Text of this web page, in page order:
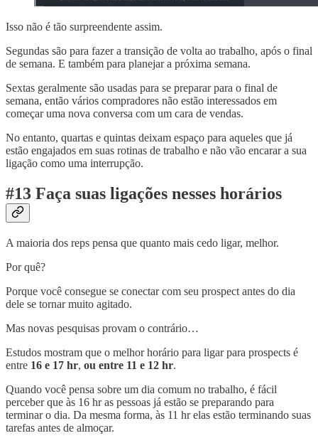
Isso não é tão surpreendente assim.
Segundas são para fazer a transição de volta ao trabalho, após o final
de semana. E também para planejar a próxima semana.
Sextas geralmente são usadas para se preparar para o final de
semana, então vários compradores não estão interessados em
começar uma nova conversa com um cara de vendas.
No entanto, quartas e quintas deixam espaço para aqueles que já
estão engajados em suas rotinas de trabalho e não vão encarar a sua
ligação como uma interrupção.
#13 Faça suas ligações nesses horários
A maioria dos reps pensa que quanto mais cedo ligar, melhor.
Por quê?
Porque você consegue se conectar com seu prospect antes do dia
dele se tornar muito agitado.
Mas novas pesquisas provam o contrário…
Estudos mostram que o melhor horário para ligar para prospects é
entre 16 e 17 hr, ou entre 11 e 12 hr.
Quando você pensa sobre um dia comum no trabalho, é fácil
perceber que às 16 hr as pessoas já estão se preparando para
terminar o dia. Da mesma forma, às 11 hr elas estão terminando suas
tarefas antes de almoçar.